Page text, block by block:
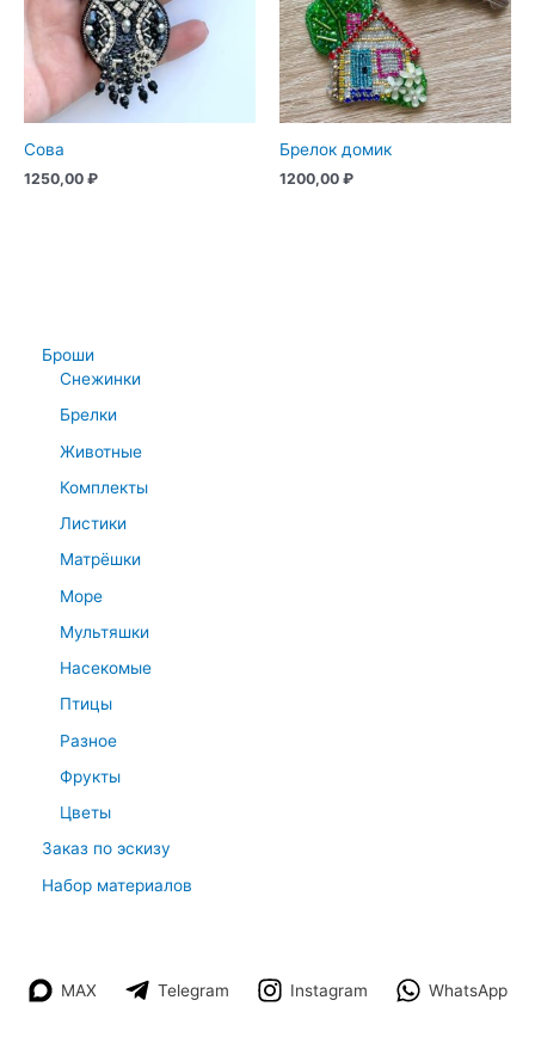
Броши
Снежинки
Брелки
Животные
Комплекты
Листики
Матрёшки
Море
Мультяшки
Насекомые
Птицы
Разное
Фрукты
Цветы
Заказ по эскизу
Набор материалов
Сова
1250,00 ₽
Брелок домик
1200,00 ₽
MAX Telegram Instagram WhatsApp